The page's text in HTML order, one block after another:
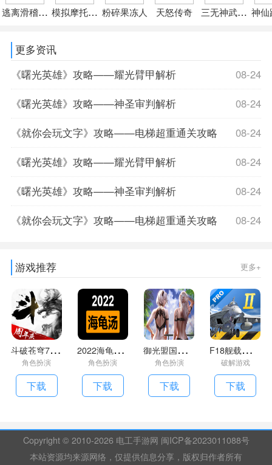
逃离滑稽先生的玩具店
模拟摩托城市驾驶粉碎果冻人 天怒传奇 三无神武复古传
神仙
更多资讯
08-24
《曙光英雄》攻略——耀光臂甲解析
08-24
《曙光英雄》攻略——神圣审判解析
08-24
《就你会玩文字》攻略——电梯超重通关攻略
08-24
《曙光英雄》攻略——耀光臂甲解析
08-24
《曙光英雄》攻略——神圣审判解析
08-24
《就你会玩文字》攻略——电梯超重通关攻略
游戏推荐 更多+
斗
破苍穹7.2单机破解版
角色扮演
下载
2
022海龟汤题目答案全套(持续更新)
角色扮演
下载
御
光盟国汉化组游戏礼包码大全
角色扮演
下载
F
18舰载机模拟起降2最新版汉化版破解版
破解游戏
下载
Copyright © 2010-2026 电工手游网 闽ICP备2023011088号
本站资源均来源网络，仅提供信息分享，版权归作者所有